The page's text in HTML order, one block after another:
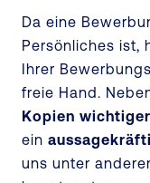
Da eine
Persönliches ist,
Ihrer
freie Hand.
Kopien
ein
uns unter